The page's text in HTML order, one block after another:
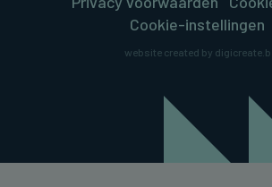
Cookie-instellingen
website created by